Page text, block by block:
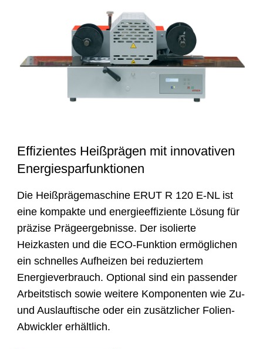
Effizientes Heißprägen mit innovativen
Energiesparfunktionen
Die Heißprägemaschine ERUT R 120 E-NL ist
eine kompakte und energieeffiziente Lösung für
präzise Prägeergebnisse. Der isolierte
Heizkasten und die ECO-Funktion ermöglichen
ein schnelles Aufheizen bei reduziertem
Energieverbrauch. Optional sind ein passender
Arbeitstisch sowie weitere Komponenten wie Zu-
und Auslauftische oder ein zusätzlicher Folien-
Abwickler erhältlich.